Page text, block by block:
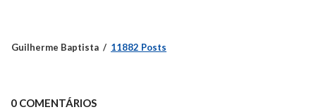
Guilherme Baptista 11882 Posts
0 COMENTÁRIOS